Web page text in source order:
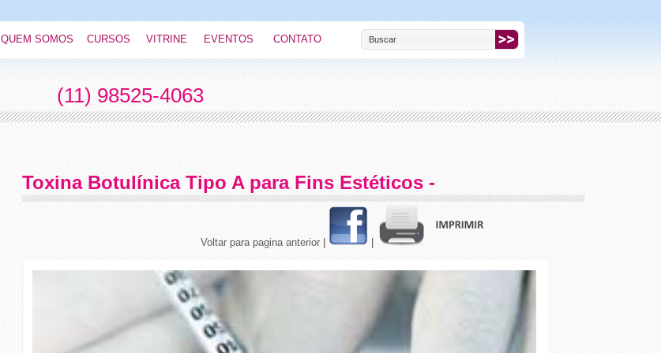
QUEM SOMOS CURSOS VITRINE EVENTOS CONTATO
(11) 98525-4063
Toxina Botulínica Tipo A para Fins Estéticos -
Voltar para pagina anterior|